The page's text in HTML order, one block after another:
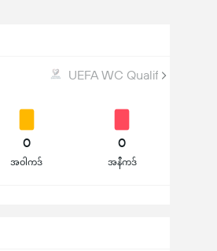
UEFA WC Qualification
0
အဝါကဒ်
0
အနီကဒ်